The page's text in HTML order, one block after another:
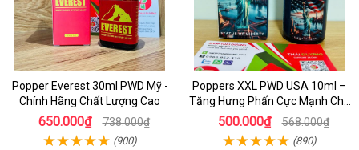
Popper Everest 30ml PWD Mỹ -
Chính Hãng Chất Lượng Cao
650.000₫ 738.000₫
(900)
Poppers XXL PWD USA 10ml –
Tăng Hưng Phấn Cực Mạnh Cho
Top Bot Khi Yêu
500.000₫ 568.000₫
(890)